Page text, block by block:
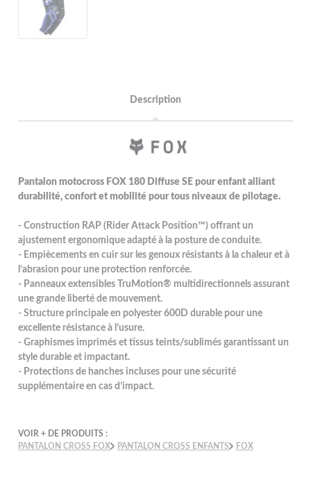
Description
Pantalon motocross FOX 180 Diffuse SE pour enfant alliant
durabilité, confort et mobilité pour tous niveaux de pilotage.
- Construction RAP (Rider Attack Position™) offrant un
ajustement ergonomique adapté à la posture de conduite.
- Empiècements en cuir sur les genoux résistants à la chaleur et à
l’abrasion pour une protection renforcée.
- Panneaux extensibles TruMotion® multidirectionnels assurant
une grande liberté de mouvement.
- Structure principale en polyester 600D durable pour une
excellente résistance à l’usure.
- Graphismes imprimés et tissus teints/sublimés garantissant un
style durable et impactant.
- Protections de hanches incluses pour une sécurité
supplémentaire en cas d’impact.
VOIR + DE PRODUITS :
PANTALON CROSS FOX
PANTALON CROSS ENFANTS FOX